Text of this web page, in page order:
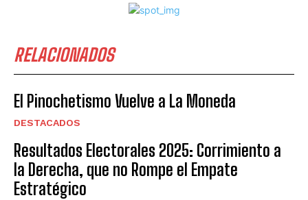
RELACIONADOS
El Pinochetismo Vuelve a La Moneda
DESTACADOS
Resultados Electorales 2025: Corrimiento a
la Derecha, que no Rompe el Empate
Estratégico